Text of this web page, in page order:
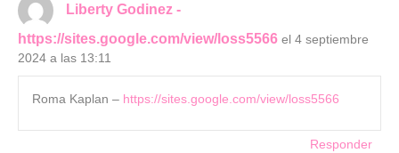
Liberty Godinez -
https://sites.google.com/view/loss5566 el 4 septiembre
2024 a las 13:11
Roma Kaplan – https://sites.google.com/view/loss5566
Responder